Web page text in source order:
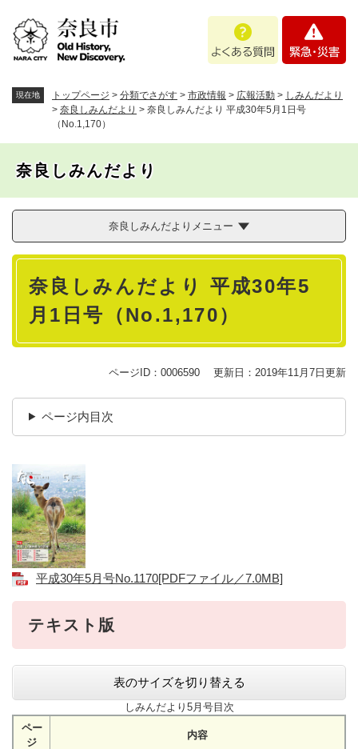
。
あ
問
・
現在地 トップページ > 分類でさがす > 市政情報 > 広報活動 > しみんだより
> 奈良しみんだより > 奈良しみんだより 平成30年5月1日号
（No.1,170）
奈良しみんだより
奈良しみんだよりメニュー
本
奈良しみんだより 平成30年5
月1日号（No.1,170）
ページID：0006590 更新日：2019年11月7日更新
ページ内目次
平成30年5月号No.1170[PDFファイル／7.0MB]
テキスト版
表のサイズを切り替える
しみんだより5月号目次
ペー
ジ
内容